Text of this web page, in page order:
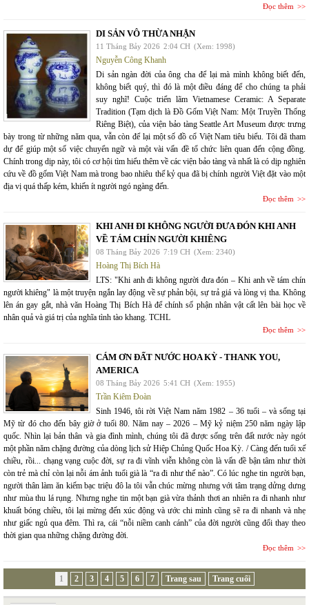
Đọc thêm
DI SẢN VÔ THỪA NHẬN
11 Tháng Bảy 2026 2:04 CH (Xem: 1998)
Nguyễn Công Khanh
Di sản ngàn đời của ông cha để lại mà mình không biết đến,
không biết quý, thì đó là một điều đáng để cho chúng ta phải
suy nghĩ! Cuộc triển lãm Vietnamese Ceramic: A Separate
Tradition (Tạm dịch là Đồ Gốm Việt Nam: Một Truyền Thống
Riêng Biệt), của viện bảo tàng Seattle Art Museum được trưng
bày trong từ những năm qua, vẫn còn để lại một số đồ cổ Việt Nam tiêu biểu. Tôi đã tham
dự để giúp một số việc chuyển ngữ và một vài vấn đề tổ chức liên quan đến cộng đồng.
Chính trong dịp này, tôi có cơ hội tìm hiểu thêm về các viện bảo tàng và nhất là có dịp nghiên
cứu về đồ gốm Việt Nam mà trong bao nhiêu thế kỷ qua đã bị chính người Việt đặt vào một
địa vị quá thấp kém, khiến ít người ngó ngàng đến.
Đọc thêm
KHI ANH ĐI KHÔNG NGƯỜI ĐƯA ĐÓN KHI ANH
VỀ TÁM CHÍN NGƯỜI KHIÊNG
08 Tháng Bảy 2026 7:19 CH (Xem: 2340)
Hoàng Thị Bích Hà
LTS: "Khi anh đi không người đưa đón – Khi anh về tám chín
người khiêng" là một truyện ngắn lay động về sự phản bội, sự trả giá và lòng vị tha. Không
lên án gay gắt, nhà văn Hoàng Thị Bích Hà để chính số phận nhân vật cất lên bài học về
nhân quả và giá trị của nghĩa tình tào khang. TCHL
Đọc thêm
CÁM ƠN ĐẤT NƯỚC HOA KỲ - THANK YOU,
AMERICA
08 Tháng Bảy 2026 5:41 CH (Xem: 1955)
Trần Kiêm Đoàn
Sinh 1946, tôi rời Việt Nam năm 1982 – 36 tuổi – và sống tại
Mỹ từ đó cho đến bây giờ ở tuổi 80. Năm nay – 2026 – Mỹ kỷ niệm 250 năm ngày lập
quốc. Nhìn lại bản thân và gia đình mình, chúng tôi đã được sống trên đất nước này ngót
một phần năm chặng đường của dòng lịch sử Hiệp Chủng Quốc Hoa Kỳ. / Càng đến tuổi xế
chiều, rồi... chạng vạng cuộc đời, sự ra đi vĩnh viễn không còn là vấn đề bận tâm như thời
còn trẻ mà chỉ còn lại nỗi ám ảnh tuổi già là “ra đi như thế nào”. Có lúc nghe tin người bạn,
người thân làm ăn kiếm bạc triệu đô la tôi vẫn chúc mừng nhưng với tâm trạng dửng dưng
như mùa thu lá rụng. Nhưng nghe tin một bạn già vừa thảnh thơi an nhiên ra đi nhanh như
khuất bóng chiều, tôi lại mừng đến xúc động và ước chi mình cũng sẽ ra đi nhanh và nhẹ
như giấc ngủ qua đêm. Thì ra, cái “nỗi niềm canh cánh” của đời người cũng đổi thay theo
thời gian qua những chặng đường đời.
Đọc thêm
1 2 3 4 5 6 7 Trang sau Trang cuối